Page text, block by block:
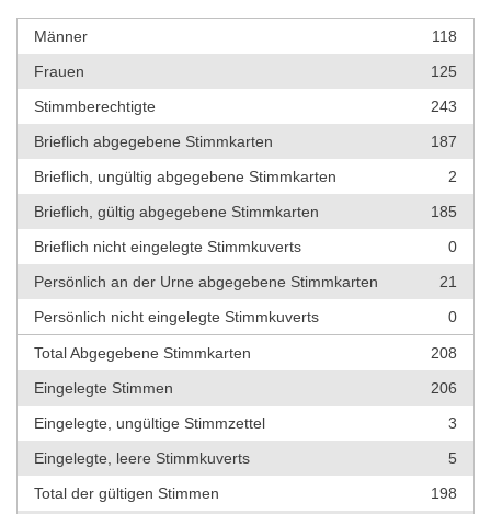
Männer
118
Frauen
125
Stimmberechtigte
243
Brieflich abgegebene Stimmkarten
187
Brieflich, ungültig abgegebene Stimmkarten
2
Brieflich, gültig abgegebene Stimmkarten
185
Brieflich nicht eingelegte Stimmkuverts
0
Persönlich an der Urne abgegebene Stimmkarten
21
Persönlich nicht eingelegte Stimmkuverts
0
Total Abgegebene Stimmkarten
208
Eingelegte Stimmen
206
Eingelegte, ungültige Stimmzettel
3
Eingelegte, leere Stimmkuverts
5
Total der gültigen Stimmen
198